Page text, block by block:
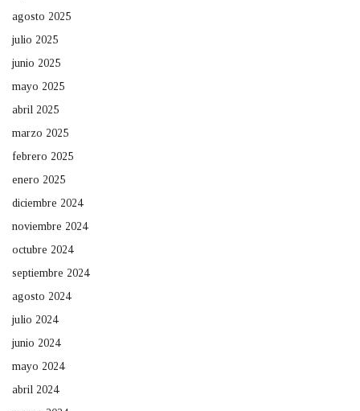
agosto 2025
julio 2025
junio 2025
mayo 2025
abril 2025
marzo 2025
febrero 2025
enero 2025
diciembre 2024
noviembre 2024
octubre 2024
septiembre 2024
agosto 2024
julio 2024
junio 2024
mayo 2024
abril 2024